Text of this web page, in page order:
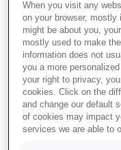
SKU: C13T61280N
When you visit any
on your browser,
might be about you,
mostly used to make
information does not
you a more
your right to privacy,
cookies. Click on the
and change our default
of cookies may impact
services we are able to